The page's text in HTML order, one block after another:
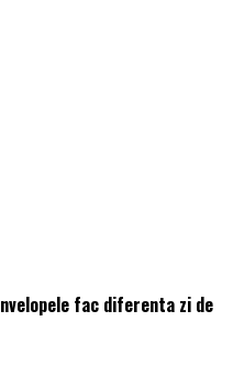
fac diferenta zi de